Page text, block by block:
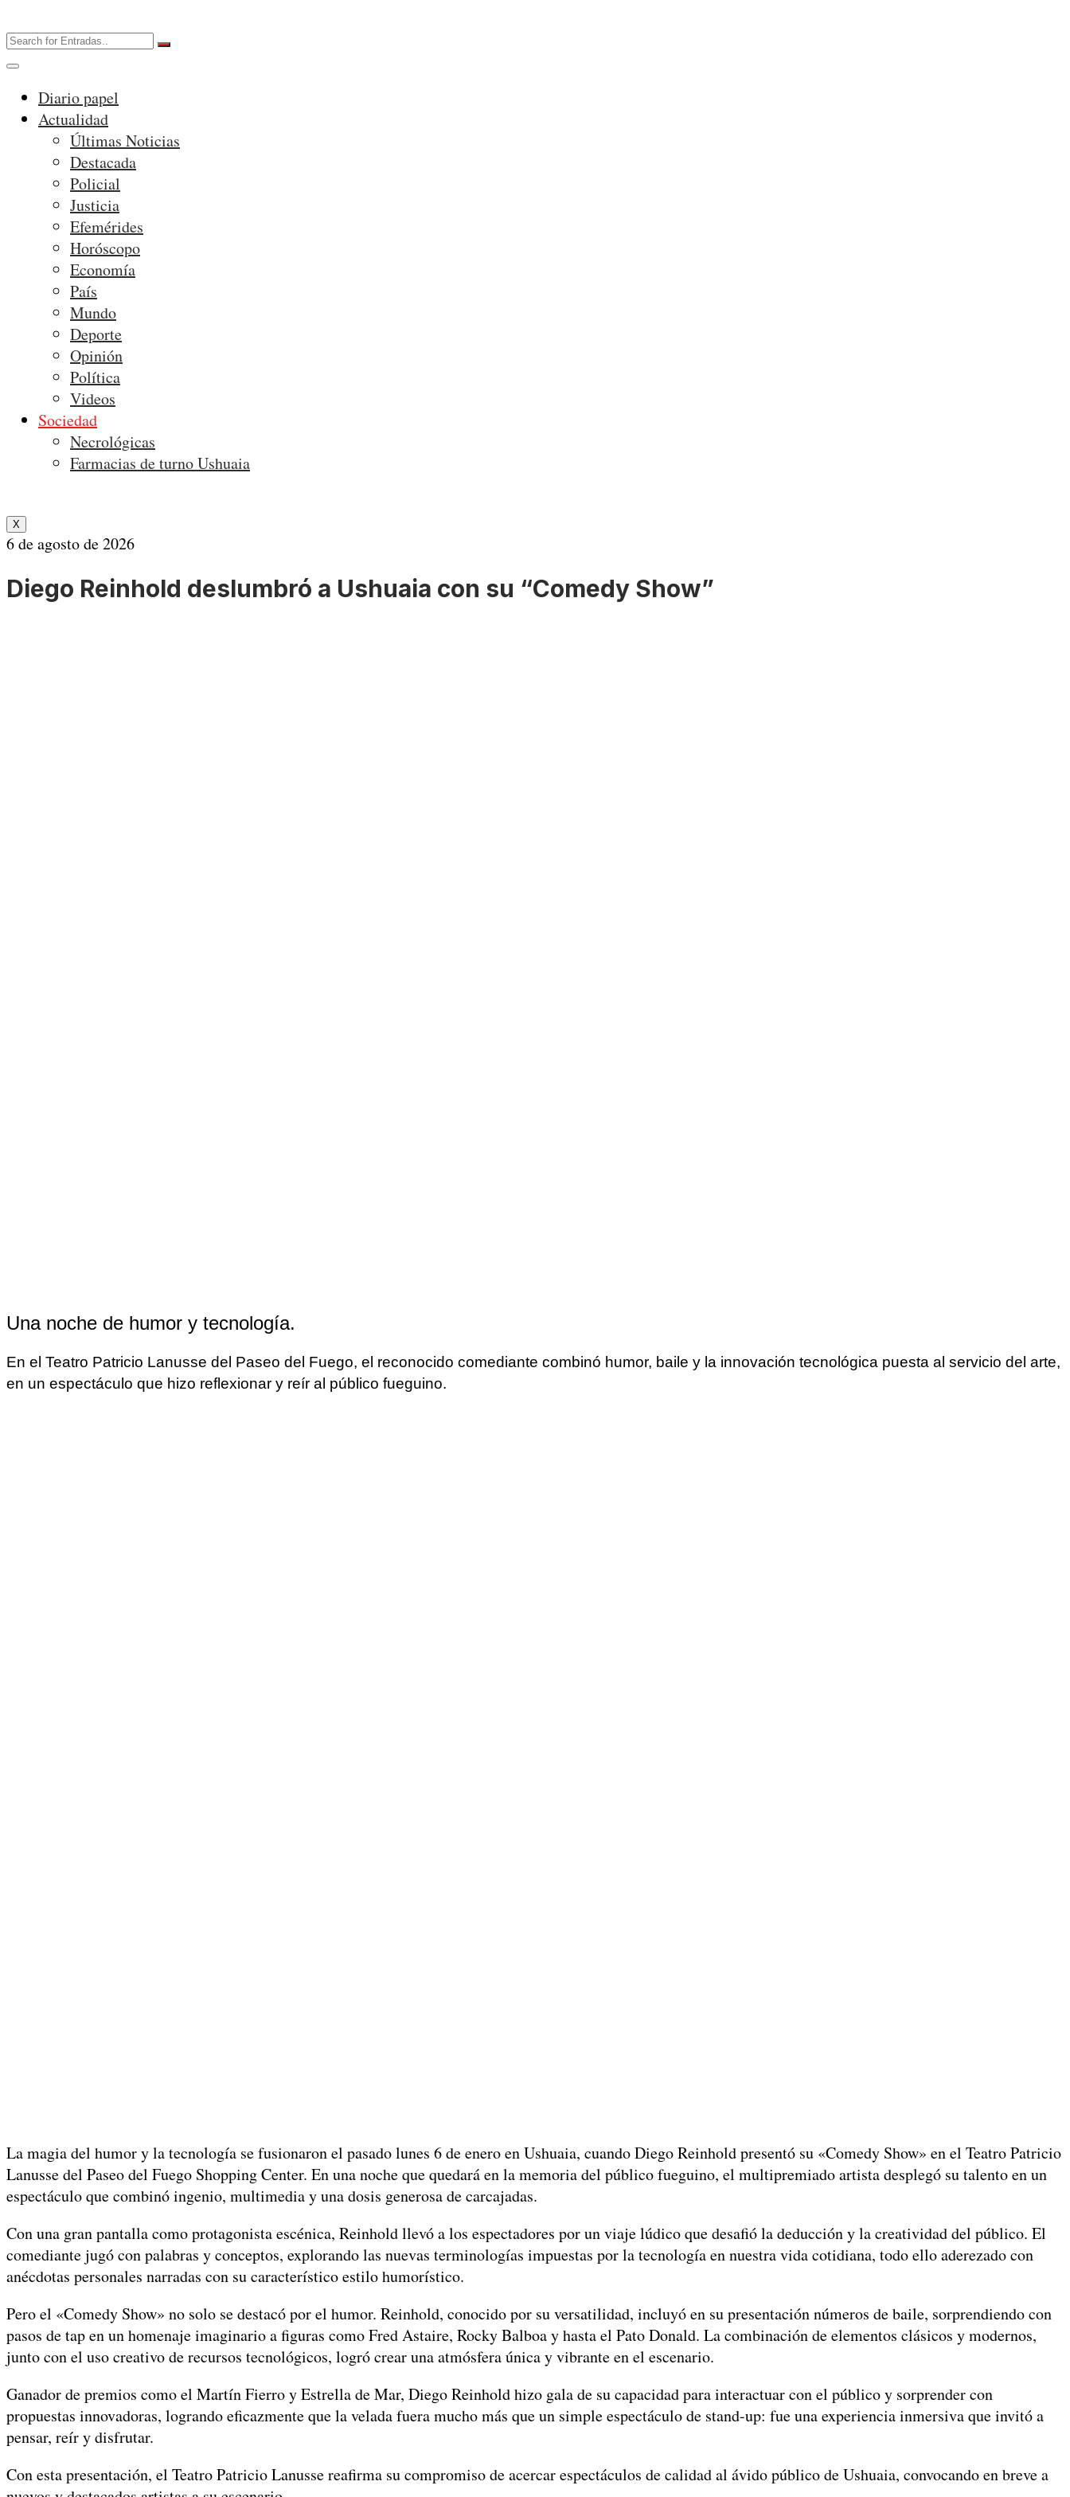
Diario papel
Actualidad
Últimas Noticias
Destacada
Policial
Justicia
Efemérides
Horóscopo
Economía
País
Mundo
Deporte
Opinión
Política
Videos
Sociedad
Necrológicas
Farmacias de turno Ushuaia
X
6 de agosto de 2026
Diego Reinhold deslumbró a Ushuaia con su “Comedy Show”
Una noche de humor y tecnología.
En el Teatro Patricio Lanusse del Paseo del Fuego, el reconocido comediante combinó humor, baile y la innovación tecnológica puesta al servicio del arte,
en un espectáculo que hizo reflexionar y reír al público fueguino.
La magia del humor y la tecnología se fusionaron el pasado lunes 6 de enero en Ushuaia, cuando Diego Reinhold presentó su «Comedy Show» en el Teatro Patricio
Lanusse del Paseo del Fuego Shopping Center. En una noche que quedará en la memoria del público fueguino, el multipremiado artista desplegó su talento en un
espectáculo que combinó ingenio, multimedia y una dosis generosa de carcajadas.
Con una gran pantalla como protagonista escénica, Reinhold llevó a los espectadores por un viaje lúdico que desafió la deducción y la creatividad del público. El
comediante jugó con palabras y conceptos, explorando las nuevas terminologías impuestas por la tecnología en nuestra vida cotidiana, todo ello aderezado con
anécdotas personales narradas con su característico estilo humorístico.
Pero el «Comedy Show» no solo se destacó por el humor. Reinhold, conocido por su versatilidad, incluyó en su presentación números de baile, sorprendiendo con
pasos de tap en un homenaje imaginario a figuras como Fred Astaire, Rocky Balboa y hasta el Pato Donald. La combinación de elementos clásicos y modernos,
junto con el uso creativo de recursos tecnológicos, logró crear una atmósfera única y vibrante en el escenario.
Ganador de premios como el Martín Fierro y Estrella de Mar, Diego Reinhold hizo gala de su capacidad para interactuar con el público y sorprender con
propuestas innovadoras, logrando eficazmente que la velada fuera mucho más que un simple espectáculo de stand-up: fue una experiencia inmersiva que invitó a
pensar, reír y disfrutar.
Con esta presentación, el Teatro Patricio Lanusse reafirma su compromiso de acercar espectáculos de calidad al ávido público de Ushuaia, convocando en breve a